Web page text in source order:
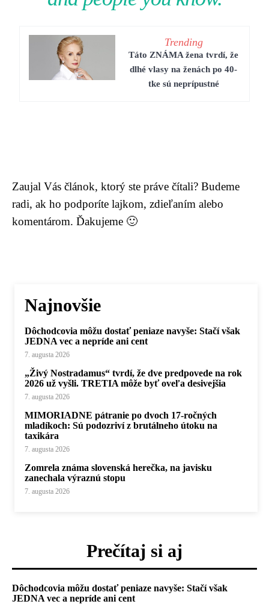
Trending
Táto ZNÁMA žena tvrdí, že
dlhé vlasy na ženách po 40-
tke sú neprípustné
Zaujal Vás článok, ktorý ste práve čítali? Budeme
radi, ak ho podporíte lajkom, zdieľaním alebo
komentárom. Ďakujeme 🙂
Najnovšie
Dôchodcovia môžu dostať peniaze navyše: Stačí však
JEDNA vec a nepríde ani cent
7. augusta 2026
„Živý Nostradamus“ tvrdí, že dve predpovede na rok
2026 už vyšli. TRETIA môže byť oveľa desivejšia
7. augusta 2026
MIMORIADNE pátranie po dvoch 17-ročných
mladíkoch: Sú podozriví z brutálneho útoku na
taxikára
7. augusta 2026
Zomrela známa slovenská herečka, na javisku
zanechala výraznú stopu
7. augusta 2026
Prečítaj si aj
Dôchodcovia môžu dostať peniaze navyše: Stačí však
JEDNA vec a nepríde ani cent